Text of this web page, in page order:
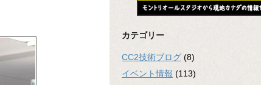
カテゴリー
CC2技術ブログ (8)
イベント情報 (113)